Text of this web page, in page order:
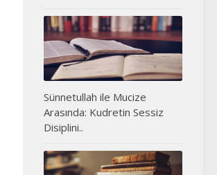
Sünnetullah ile Mucize
Arasında: Kudretin Sessiz
Disiplini..